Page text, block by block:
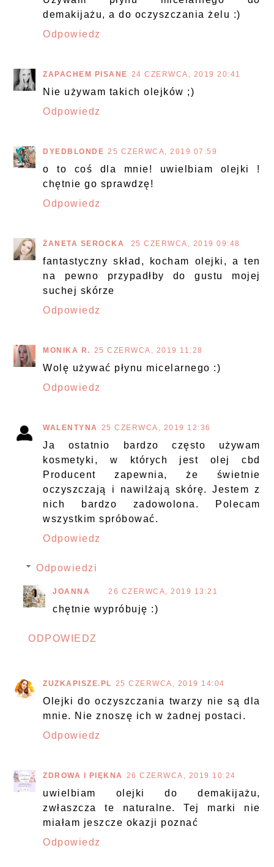
demakijażu, a do oczyszczania żelu :)
Odpowiedz
ZAPACHEM PISANE 24 CZERWCA, 2019 20:41
Nie używam takich olejków ;)
Odpowiedz
DYEDBLONDE 25 CZERWCA, 2019 07:59
o to coś dla mnie! uwielbiam olejki !
chętnie go sprawdzę!
Odpowiedz
ŻANETA SEROCKA 25 CZERWCA, 2019 09:48
fantastyczny skład, kocham olejki, a ten
na pewno przypadłby do gustu mojej
suchej skórze
Odpowiedz
MONIKA R. 25 CZERWCA, 2019 11:28
Wolę używać płynu micelarnego :)
Odpowiedz
WALENTYNA 25 CZERWCA, 2019 12:36
Ja ostatnio bardzo często używam
kosmetyki, w których jest olej cbd
Producent zapewnia, że świetnie
oczyszczają i nawilżają skórę. Jestem z
nich bardzo zadowolona. Polecam
wszystkim spróbować.
Odpowiedz
Odpowiedzi
JOANNA 26 CZERWCA, 2019 13:21
chętnie wypróbuję :)
ODPOWIEDZ
ZUZKAPISZE.PL 25 CZERWCA, 2019 14:04
Olejki do oczyszczania twarzy nie są dla
mnie. Nie znoszę ich w żadnej postaci.
Odpowiedz
ZDROWA I PIĘKNA 26 CZERWCA, 2019 10:24
uwielbiam olejki do demakijażu,
zwłaszcza te naturalne. Tej marki nie
miałam jeszcze okazji poznać
Odpowiedz